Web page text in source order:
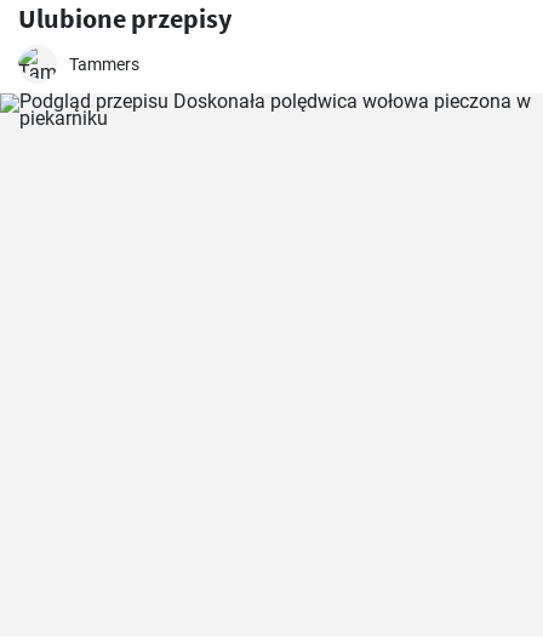
Ulubione przepisy
Tammers